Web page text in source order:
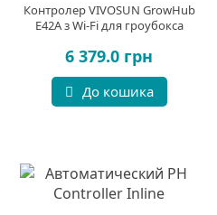
Контролер VIVOSUN GrowHub
E42A з Wi-Fi для гроубокса
6 379.0 грн
До кошика